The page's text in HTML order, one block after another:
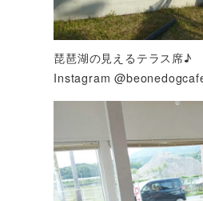
琵琶湖の見えるテラス席♪
Instagram